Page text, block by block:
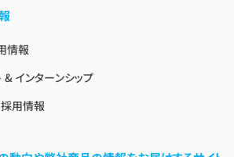
情報
& インターンシップ
採用情報